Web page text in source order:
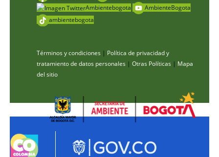
Ambientebogota
AmbienteBogota
ambientebogota
Términos y condiciones | Política de privacidad y
tratamiento de datos personales | Otras Políticas | Mapa
del sitio